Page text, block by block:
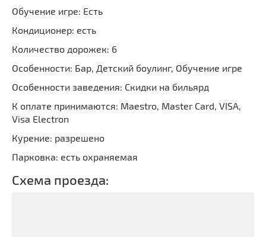
Обучение игре: Есть
Кондиционер: есть
Количество дорожек: 6
Особенности: Бар, Детский боулинг, Обучение игре
Особенности заведения: Скидки на бильярд
К оплате принимаются: Maestro, Master Card, VISA,
Visa Electron
Курение: разрешено
Парковка: есть охраняемая
Схема проезда: